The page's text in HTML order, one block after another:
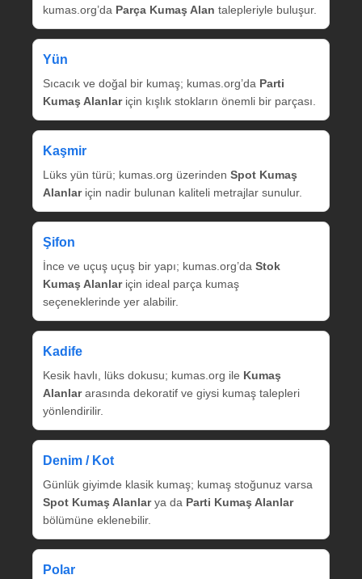
kumas.org’da Parça Kumaş Alan talepleriyle buluşur.
Yün
Sıcacık ve doğal bir kumaş; kumas.org’da Parti
Kumaş Alanlariçin kışlık stokların önemli bir parçası.
Kaşmir
Lüks yün türü; kumas.org üzerinden Spot Kumaş
Alanlariçin nadir bulunan kaliteli metrajlar sunulur.
Şifon
İnce ve uçuş uçuş bir yapı; kumas.org’da Stok
Kumaş Alanlariçin ideal parça kumaş
seçeneklerinde yer alabilir.
Kadife
Kesik havlı, lüks dokusu; kumas.org ile Kumaş
Alanlararasında dekoratif ve giysi kumaş talepleri
yönlendirilir.
Denim / Kot
Günlük giyimde klasik kumaş; kumaş stoğunuz varsa
Spot Kumaş Alanlarya da Parti Kumaş Alanlar
bölümüne eklenebilir.
Polar